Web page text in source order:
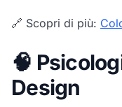
🔗 Scopri di più:
🧠
Design